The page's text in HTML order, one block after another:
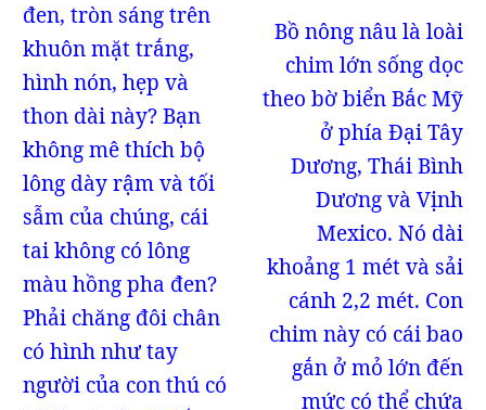
đen, tròn sáng trên
khuôn mặt trắng,
hình nón, hẹp và
thon dài này? Bạn
không mê thích bộ
lông dày rậm và tối
sẫm của chúng, cái
tai không có lông
màu hồng pha đen?
Phải chăng đôi chân
có hình như tay
người của con thú có
Bồ nông nâu là loài
chim lớn sống dọc
theo bờ biển Bắc Mỹ
ở phía Đại Tây
Dương, Thái Bình
Dương và Vịnh
Mexico. Nó dài
khoảng 1 mét và sải
cánh 2,2 mét. Con
chim này có cái bao
gắn ở mỏ lớn đến
mức có thể chứa